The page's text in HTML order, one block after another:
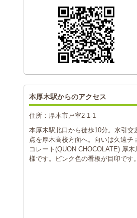
本厚木駅からのアクセス
住所：厚木市戸室2-1-1
本厚木駅北口から徒歩10分。水引交
点を厚木高校方面へ。向いは久遠チ
コレート(QUON CHOCOLATE) 厚木
様です。ピンク色の看板が目印です。